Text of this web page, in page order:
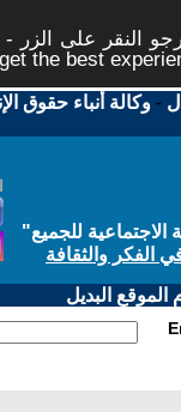
النقر على
the best
-وكالة أنباء حقوق
للجميع"
الفكر والثقافة
البديل